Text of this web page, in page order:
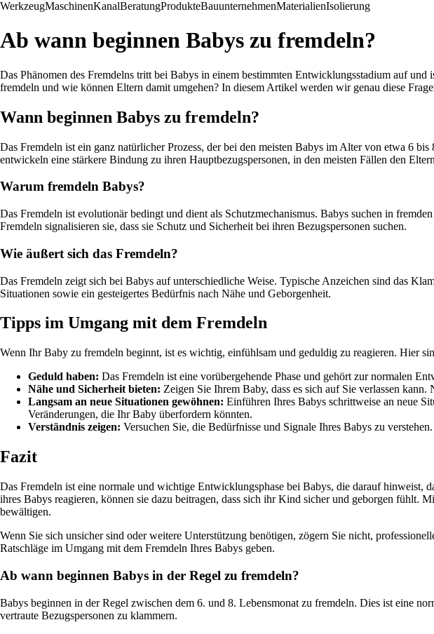
WerkzeugMaschinenKanalBeratungProdukteBauunternehmenMaterialienIsolierung
Ab wann beginnen Babys zu fremdeln?
Das Phänomen des Fremdelns tritt bei Babys in einem bestimmten Entwicklungsstadium auf
fremdeln und wie können Eltern damit umgehen? In diesem Artikel werden wir genau diese
Wann beginnen Babys zu fremdeln?
Das Fremdeln ist ein ganz natürlicher Prozess, der bei den meisten Babys im Alter von etwa 6
entwickeln eine stärkere Bindung zu ihren Hauptbezugspersonen, in den meisten Fällen den
Warum fremdeln Babys?
Das Fremdeln ist evolutionär bedingt und dient als Schutzmechanismus. Babys suchen in
Fremdeln signalisieren sie, dass sie Schutz und Sicherheit bei ihren Bezugspersonen suchen.
Wie äußert sich das Fremdeln?
Das Fremdeln zeigt sich bei Babys auf unterschiedliche Weise. Typische Anzeichen sind das
Situationen sowie ein gesteigertes Bedürfnis nach Nähe und Geborgenheit.
Tipps im Umgang mit dem Fremdeln
Wenn Ihr Baby zu fremdeln beginnt, ist es wichtig, einfühlsam und geduldig zu reagieren. Hier
Geduld haben: Das Fremdeln ist eine vorübergehende Phase und gehört zur normalen
Nähe und Sicherheit bieten: Zeigen Sie Ihrem Baby, dass es sich auf Sie verlassen
Langsam an neue Situationen gewöhnen: Einführen Ihres Babys schrittweise an neue
Veränderungen, die Ihr Baby überfordern könnten.
Verständnis zeigen: Versuchen Sie, die Bedürfnisse und Signale Ihres Babys zu
Fazit
Das Fremdeln ist eine normale und wichtige Entwicklungsphase bei Babys, die darauf hinweist,
ihres Babys reagieren, können sie dazu beitragen, dass sich ihr Kind sicher und geborgen
bewältigen.
Wenn Sie sich unsicher sind oder weitere Unterstützung benötigen, zögern Sie nicht,
Ratschläge im Umgang mit dem Fremdeln Ihres Babys geben.
Ab wann beginnen Babys in der Regel zu fremdeln?
Babys beginnen in der Regel zwischen dem 6. und 8. Lebensmonat zu fremdeln. Dies ist eine
vertraute Bezugspersonen zu klammern.